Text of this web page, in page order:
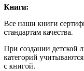
Книги:
Все наши книги
стандартам качества.
При создании детской
категорий
с книгой.